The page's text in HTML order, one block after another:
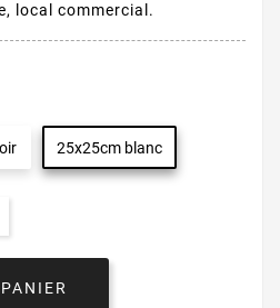
local commercial.
25x25cm blanc